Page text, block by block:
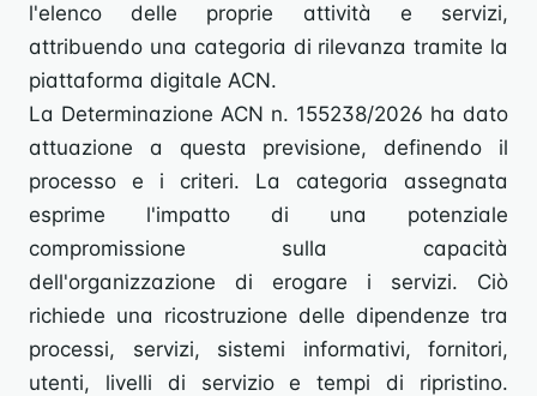
l'elenco delle proprie attività e servizi,
attribuendo una categoria di rilevanza tramite la
piattaforma digitale ACN.
La Determinazione ACN n. 155238/2026 ha dato
attuazione a questa previsione, definendo il
processo e i criteri. La categoria assegnata
esprime l'impatto di una potenziale
compromissione sulla capacità
dell'organizzazione di erogare i servizi. Ciò
richiede una ricostruzione delle dipendenze tra
processi, servizi, sistemi informativi, fornitori,
utenti, livelli di servizio e tempi di ripristino.